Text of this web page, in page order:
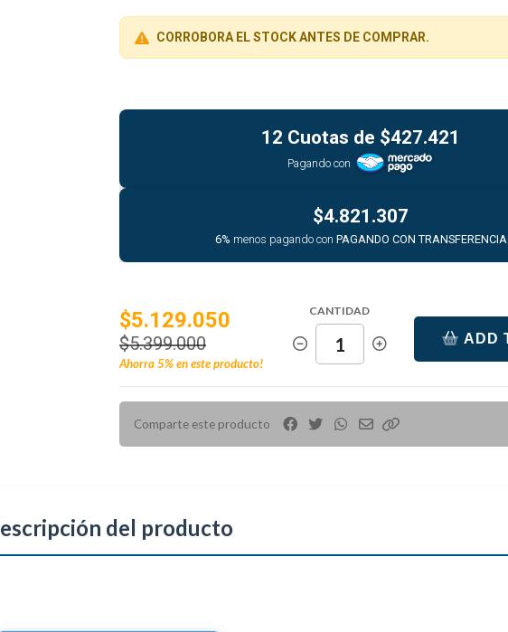
CORROBORA EL STOCK ANTES DE COMPRAR.
12 Cuotas de $427.421
Pagando con
$4.821.307
6% menos pagando con PAGANDO CON TRANSFERENCIA
$5.129.050
$5.399.000
Ahorra5%en este producto!
CANTIDAD
ADD
Comparte este producto
del producto